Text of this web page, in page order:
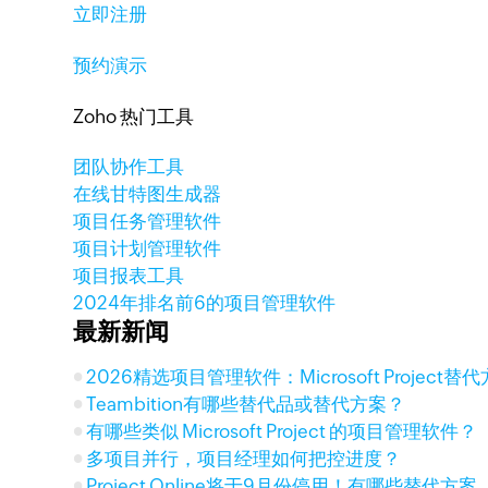
立即注册
预约演示
Zoho 热门工具
团队协作工具
在线甘特图生成器
项目任务管理软件
项目计划管理软件
项目报表工具
2024年排名前6的项目管理软件
最新新闻
2026精选项目管理软件：Microsoft Project替代
Teambition有哪些替代品或替代方案？
有哪些类似 Microsoft Project 的项目管理软件？
多项目并行，项目经理如何把控进度？